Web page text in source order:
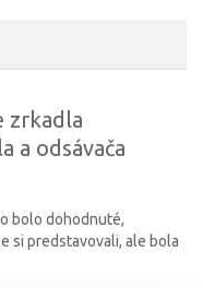
zrkadla
a odsávača
bolo dohodnuté,
si predstavovali, ale bola